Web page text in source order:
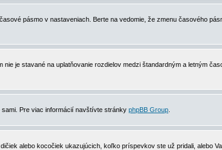
pásmo v nastaveniach. Berte na vedomie, že zmenu časového
je stavané na uplatňovanie rozdielov medzi štandardným a letným
sami. Pre viac informácií navštívte stránky phpBB Group
alebo kocočiek ukazujúcich, koľko príspevkov ste už pridali, alebo